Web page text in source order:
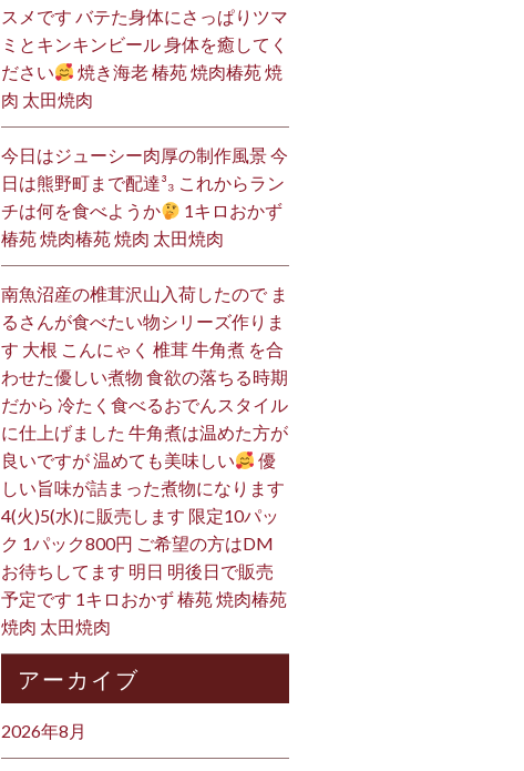
スメです バテた身体にさっぱりツマ
ミとキンキンビール 身体を癒してく
ださい
焼き海老 椿苑 焼肉椿苑 焼
肉 太田焼肉
今日はジューシー肉厚の制作風景 今
日は熊野町まで配達³₃ これからラン
チは何を食べようか
1キロおかず
椿苑 焼肉椿苑 焼肉 太田焼肉
南魚沼産の椎茸沢山入荷したので ま
るさんが食べたい物シリーズ作りま
す 大根 こんにゃく 椎茸 牛角煮 を合
わせた優しい煮物 食欲の落ちる時期
だから 冷たく食べるおでんスタイル
に仕上げました 牛角煮は温めた方が
良いですが 温めても美味しい
優
しい旨味が詰まった煮物になります
4(火)5(水)に販売します 限定10パッ
ク 1パック800円 ご希望の方はDM
お待ちしてます 明日 明後日で販売
予定です 1キロおかず 椿苑 焼肉椿苑
焼肉 太田焼肉
アーカイブ
2026年8月